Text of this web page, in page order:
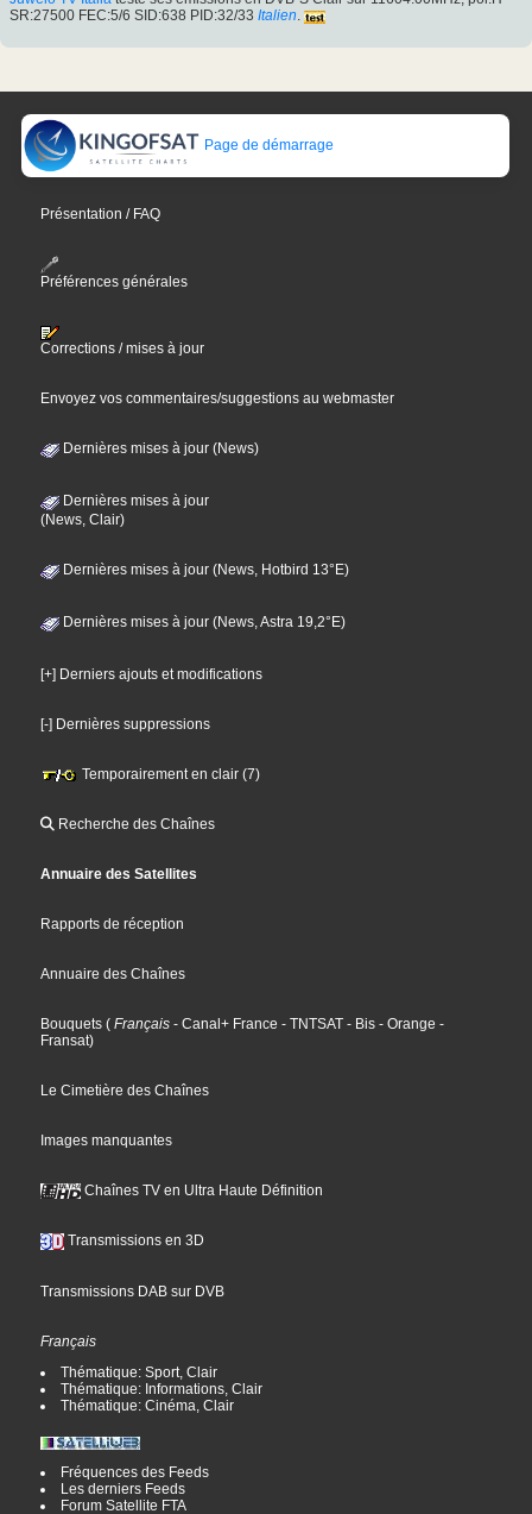
SR:27500 FEC:5/6 SID:638 PID:32/33 Italien.
Page de démarrage
Présentation / FAQ
Préférences générales
Corrections / mises à jour
Envoyez vos commentaires/suggestions au webmaster
Dernières mises à jour (News)
Dernières mises à jour
(News, Clair)
Dernières mises à jour (News, Hotbird 13°E)
Dernières mises à jour (News, Astra 19,2°E)
[+] Derniers ajouts et modifications
[-] Dernières suppressions
Temporairement en clair (7)
Recherche des Chaînes
Annuaire des Satellites
Rapports de réception
Annuaire des Chaînes
Bouquets ( Français - Canal+ France - TNTSAT - Bis - Orange -
Fransat)
Le Cimetière des Chaînes
Images manquantes
Chaînes TV en Ultra Haute Définition
Transmissions en 3D
Transmissions DAB sur DVB
Français
Thématique: Sport, Clair
Thématique: Informations, Clair
Thématique: Cinéma, Clair
Fréquences des Feeds
Les derniers Feeds
Forum Satellite FTA